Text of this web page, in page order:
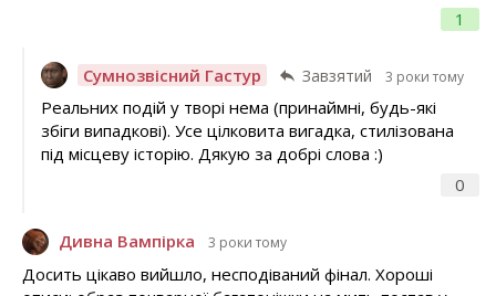
1
Сумнозвісний Гастур Завзятий 3 роки тому
0
Реальних подій у творі нема (принаймні, будь-які
збіги випадкові). Усе цілковита вигадка, стилізована
під місцеву історію. Дякую за добрі слова :)
Дивна Вампірка 3 роки тому
Досить цікаво вийшло, несподіваний фінал. Хороші